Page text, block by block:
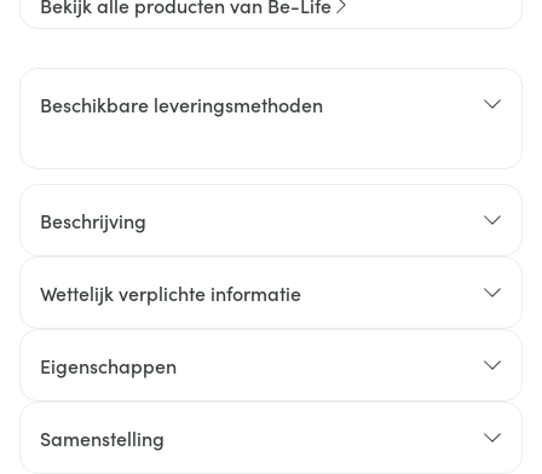
Beschikbare leveringsmethoden
Beschrijving
Wettelijk verplichte informatie
Eigenschappen
Samenstelling